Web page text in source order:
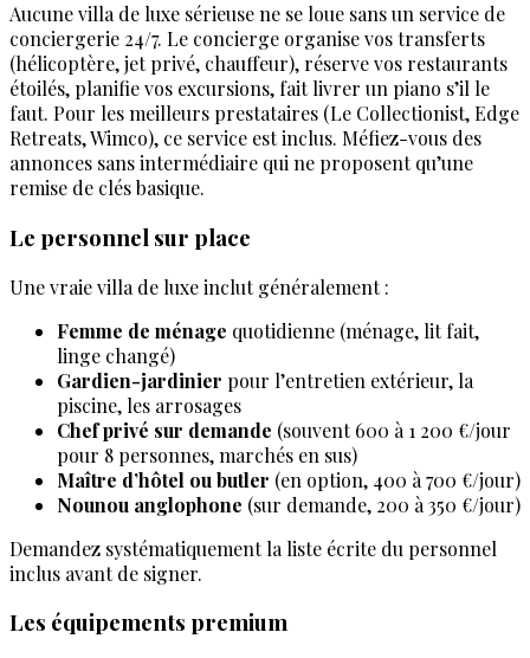
Aucune villa de luxe sérieuse ne se loue sans un service de
conciergerie 24/7. Le concierge organise vos transferts
(hélicoptère, jet privé, chauffeur), réserve vos restaurants
étoilés, planifie vos excursions, fait livrer un piano s’il le
faut. Pour les meilleurs prestataires (Le Collectionist, Edge
Retreats, Wimco), ce service est inclus. Méfiez-vous des
annonces sans intermédiaire qui ne proposent qu’une
remise de clés basique.
Le personnel sur place
Une vraie villa de luxe inclut généralement :
Femme de ménage quotidienne (ménage, lit fait,
linge changé)
Gardien-jardinier pour l’entretien extérieur, la
piscine, les arrosages
Chef privé sur demande (souvent 600 à 1 200 €/jour
pour 8 personnes, marchés en sus)
Maître d’hôtel ou butler (en option, 400 à 700 €/jour)
Nounou anglophone (sur demande, 200 à 350 €/jour)
Demandez systématiquement la liste écrite du personnel
inclus avant de signer.
Les équipements premium